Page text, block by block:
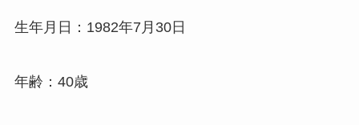
生年月日：1982年7月30日
年齢：40歳